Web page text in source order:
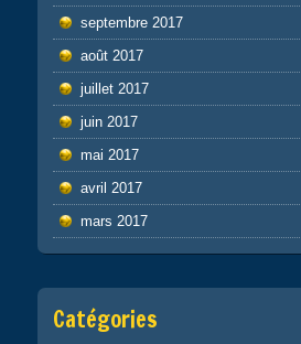
septembre 2017
août 2017
juillet 2017
juin 2017
mai 2017
avril 2017
mars 2017
Catégories